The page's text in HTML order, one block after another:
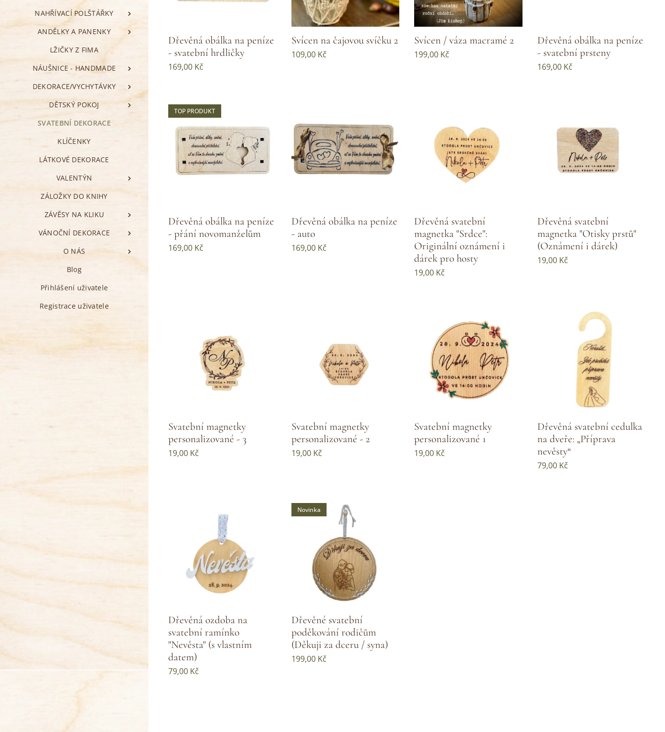
NAHŘÍVACÍ POLŠTÁŘKY
ANDĚLKY A PANENKY
LŽIČKY Z FIMA
NÁUŠNICE - HANDMADE
DEKORACE/VYCHYTÁVKY
DĚTSKÝ POKOJ
SVATEBNÍ DEKORACE
KLÍČENKY
LÁTKOVÉ DEKORACE
VALENTÝN
ZÁLOŽKY DO KNIHY
ZÁVĚSY NA KLIKU
VÁNOČNÍ DEKORACE
O NÁS
Blog
Přihlášení uživatele
Registrace uživatele
Dřevěná obálka na peníze
- svatební hrdličky
169,00 Kč
Svícen na čajovou svíčku 2
109,00Kč
Svícen / váza macramé 2
199,00 Kč
Dřevěná obálka na peníze
- svatební prsteny
169,00Kč
Dřevěná obálka na peníze
- přání novomanželům
TOP PRODUKT
169,00 Kč
Dřevěná obálka na peníze
- auto
169,00Kč
Dřevěná svatební
magnetka "Srdce":
Originální oznámení i
dárek pro hosty
19,00 Kč
Dřevěná svatební
magnetka "Otisky prstů"
(Oznámení i dárek)
19,00Kč
Svatební magnetky
personalizované - 3
19,00 Kč
Svatební magnetky
personalizované - 2
19,00Kč
Svatební magnetky
personalizované 1
19,00 Kč
Dřevěná svatební cedulka
na dveře: „Příprava
nevěsty“
79,00Kč
Dřevěná ozdoba na
svatební ramínko
"Nevěsta" (s vlastním
datem)
79,00 Kč
Dřevěné svatební
poděkování rodičům
(Děkuji za dceru / syna)
Novinka
199,00Kč